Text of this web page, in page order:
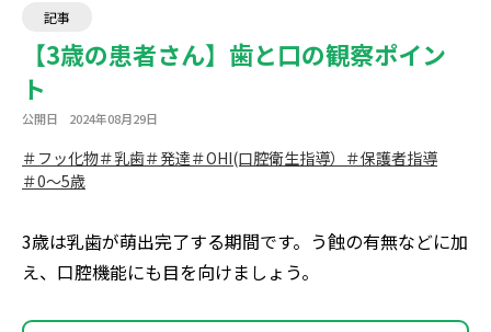
記事
【3歳の患者さん】歯と口の観察ポイン
ト
公開日 2024年08月29日
＃フッ化物＃乳歯＃発達＃OHI(口腔衛生指導） ＃保護者指導
＃0～5歳
3歳は乳歯が萌出完了する期間です。う蝕の有無などに加
え、口腔機能にも目を向けましょう。